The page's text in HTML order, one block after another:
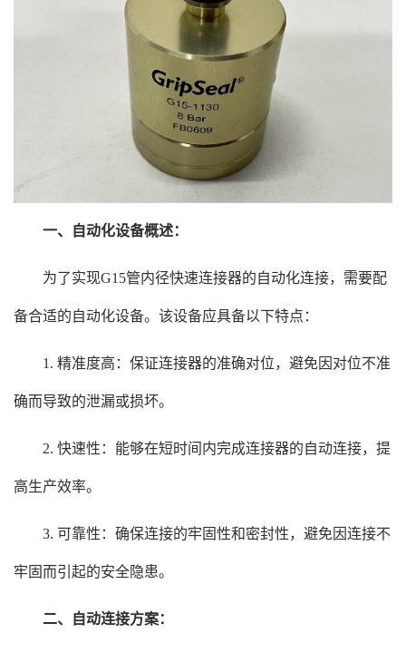
一、自动化设备概述：
为了实现G15管内径快速连接器的自动化连接，需要配
备合适的自动化设备。该设备应具备以下特点：
1. 精准度高：保证连接器的准确对位，避免因对位不准
确而导致的泄漏或损坏。
2. 快速性：能够在短时间内完成连接器的自动连接，提
高生产效率。
3. 可靠性：确保连接的牢固性和密封性，避免因连接不
牢固而引起的安全隐患。
二、自动连接方案：